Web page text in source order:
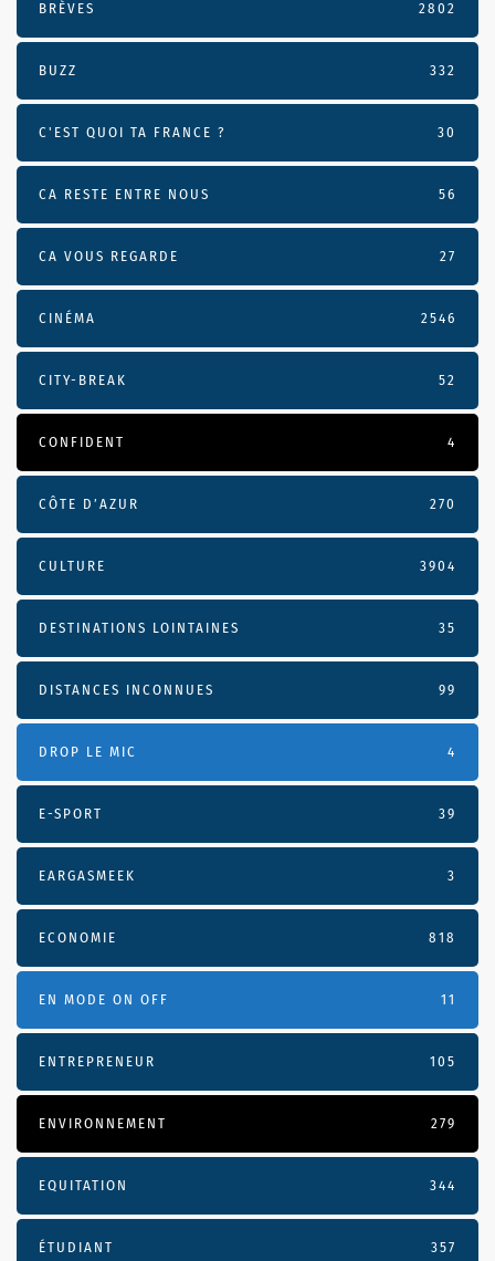
BRÈVES 2802
BUZZ 332
C'EST QUOI TA FRANCE ? 30
CA RESTE ENTRE NOUS 56
CA VOUS REGARDE 27
CINÉMA 2546
CITY-BREAK 52
CONFIDENT 4
CÔTE D’AZUR 270
CULTURE 3904
DESTINATIONS LOINTAINES 35
DISTANCES INCONNUES 99
DROP LE MIC 4
E-SPORT 39
EARGASMEEK 3
ECONOMIE 818
EN MODE ON OFF 11
ENTREPRENEUR 105
ENVIRONNEMENT 279
EQUITATION 344
ÉTUDIANT 357